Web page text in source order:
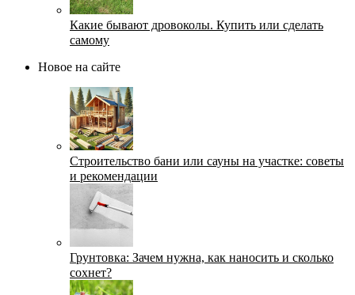
Какие бывают дровоколы. Купить или сделать
самому
Новое на сайте
Строительство бани или сауны на участке: советы
и рекомендации
Грунтовка: Зачем нужна, как наносить и сколько
сохнет?